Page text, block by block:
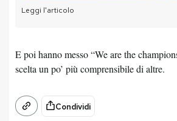
Leggi l'articolo
E poi hanno messo “We are the
scelta un po’ più comprensibile di altre.
Condividi